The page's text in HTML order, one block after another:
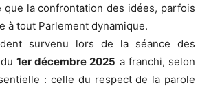
que la confrontation des idées, parfois
à tout Parlement dynamique.
survenu lors de la séance des
1er décembre 2025 a franchi, selon
: celle du respect de la parole